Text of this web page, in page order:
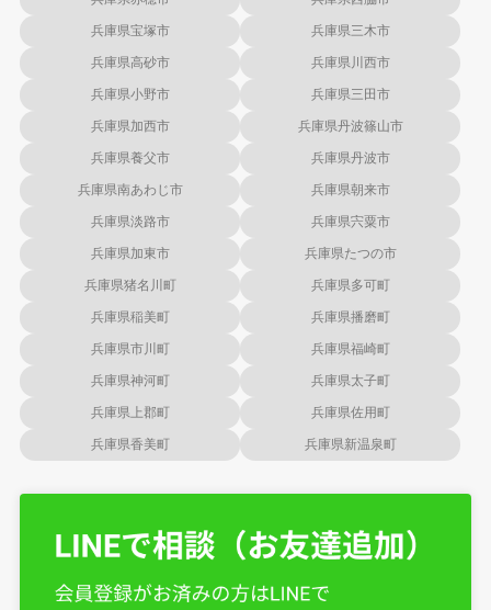
兵庫県宝塚市 兵庫県三木市
兵庫県高砂市 兵庫県川西市
兵庫県小野市 兵庫県三田市
兵庫県加西市 兵庫県丹波篠山市
兵庫県養父市 兵庫県丹波市
兵庫県南あわじ市 兵庫県朝来市
兵庫県淡路市 兵庫県宍粟市
兵庫県加東市 兵庫県たつの市
兵庫県猪名川町 兵庫県多可町
兵庫県稲美町 兵庫県播磨町
兵庫県市川町 兵庫県福崎町
兵庫県神河町 兵庫県太子町
兵庫県上郡町 兵庫県佐用町
兵庫県香美町 兵庫県新温泉町